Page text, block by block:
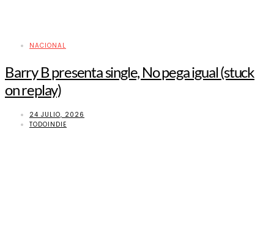
NACIONAL
Barry B presenta single, No pega igual (stuck
on replay)
24 JULIO, 2026
TODOINDIE